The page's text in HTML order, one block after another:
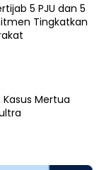
5 PJU dan 5
Tingkatkan
Mertua